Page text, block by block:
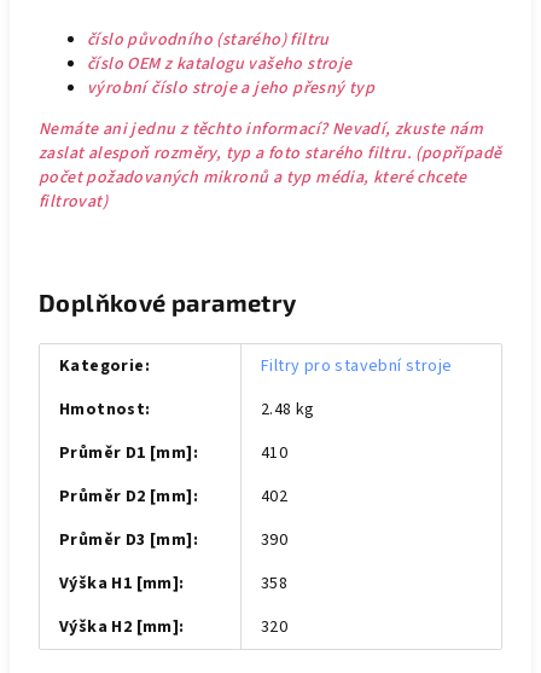
číslo původního (starého) filtru
číslo OEM z katalogu vašeho stroje
výrobní číslo stroje a jeho přesný typ
Nemáte ani jednu z těchto informací? Nevadí, zkuste nám
zaslat alespoň rozměry, typ a foto starého filtru. (popřípadě
počet požadovaných mikronů a typ média, které chcete
filtrovat)
Doplňkové parametry
Kategorie:
Filtry pro stavební stroje
Hmotnost:
2.48 kg
Průměr D1 [mm]:
410
Průměr D2 [mm]:
402
Průměr D3 [mm]:
390
Výška H1 [mm]:
358
Výška H2 [mm]: 320